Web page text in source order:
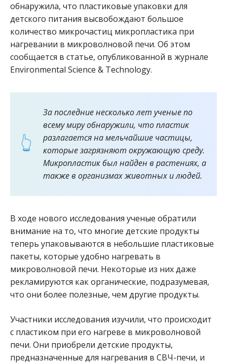
обнаружила, что пластиковые упаковки для
детского питания высвобождают большое
количество микрочастиц микропластика при
нагревании в микроволновой печи. Об этом
сообщается в статье, опубликованной в журнале
Environmental Science & Technology.
За последние несколько лет ученые по
всему миру обнаружили, что пластик
разлагается на мельчайшие частицы,
которые загрязняют окружающую среду.
Микропластик был найден в растениях, а
также в организмах животных и людей.
В ходе нового исследования ученые обратили
внимание на то, что многие детские продукты
теперь упаковываются в небольшие пластиковые
пакеты, которые удобно нагревать в
микроволновой печи. Некоторые из них даже
рекламируются как органические, подразумевая,
что они более полезные, чем другие продукты.
Участники исследования изучили, что происходит
с пластиком при его нагреве в микроволновой
печи. Они приобрели детские продукты,
предназначенные для нагревания в СВЧ-печи, и